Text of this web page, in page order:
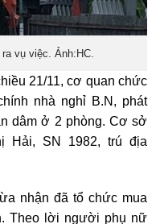
vụ việc. Ảnh:HC.
21/11, cơ quan chức
nhà nghỉ B.N, phát
dâm ở 2 phòng. Cơ sở
Hải, SN 1982, trú địa
nhận đã tổ chức mua
Theo lời người phụ nữ